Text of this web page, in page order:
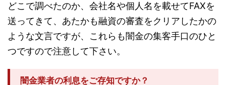
どこで調べたのか、会社名や個人名を載せてFAXを
送ってきて、あたかも融資の審査をクリアしたかの
ような文言ですが、これらも闇金の集客手口のひと
つですので注意して下さい。
闇金業者の利息をご存知ですか？